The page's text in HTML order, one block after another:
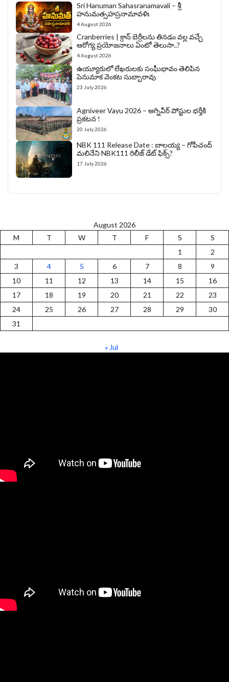
Sri Hanuman Sahasranamavali – శ్రీ
హనుమత్సహస్రనామావళిః
4 August 2026
Cranberries | క్రాన్ బెర్రీల‌ను తిన‌డం వ‌ల్ల వచ్చే
ఆరోగ్య ప్రయోజనాలు ఏంటో తెలుసా..?
4 August 2026
ఉయ్యూరులో లేఖరులకు సంఘీభావం తెలిపిన
పెనుమాక వెంకట సుబ్బారావు
23 July 2026
Agniveer Vayu 2026 – అగ్నివీర్‌ పోస్టుల భర్తీకి
ప్రకటన !
20 July 2026
NBK 111 Release Date : బాలయ్య – గోపీచంద్
మలినేని NBK111 రిలీజ్ డేట్ ఫిక్స్?
17 July 2026
August 2026
M
T W T F S
S
1
2
3
4 5 6 7 8
9
10
11 12 13 14 15
16
17
18 19 20 21 22
23
24
25 26 27 28 29
30
31
« Jul